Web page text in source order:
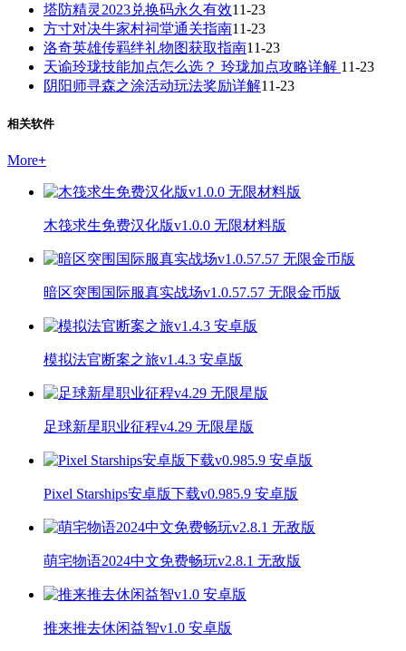
塔防精灵2023兑换码永久有效11-23
方寸对决牛家村祠堂通关指南11-23
洛奇英雄传羁绊礼物图获取指南11-23
天谕玲珑技能加点怎么选？ 玲珑加点攻略详解 11-23
阴阳师寻森之涂活动玩法奖励详解11-23
相关软件
More+
木筏求生免费汉化版v1.0.0 无限材料版
暗区突围国际服真实战场v1.0.57.57 无限金币版
模拟法官断案之旅v1.4.3 安卓版
足球新星职业征程v4.29 无限星版
Pixel Starships安卓版下载v0.985.9 安卓版
萌宅物语2024中文免费畅玩v2.8.1 无敌版
推来推去休闲益智v1.0 安卓版